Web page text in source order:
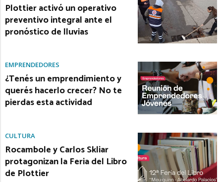
Plottier activó un operativo
preventivo integral ante el
pronóstico de lluvias
EMPRENDEDORES
¿Tenés un emprendimiento y
querés hacerlo crecer? No te
pierdas esta actividad
CULTURA
Rocambole y Carlos Skliar
protagonizan la Feria del Libro
de Plottier